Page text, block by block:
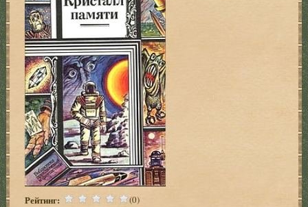
Рейтинг: (0)